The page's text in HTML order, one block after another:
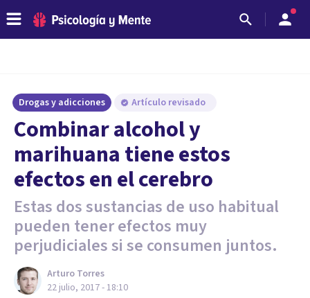
Drogas y adicciones Artículo revisado
Combinar alcohol y
marihuana tiene estos
efectos en el cerebro
Estas dos sustancias de uso habitual
pueden tener efectos muy
perjudiciales si se consumen juntos.
Arturo Torres
22 julio, 2017 - 18:10